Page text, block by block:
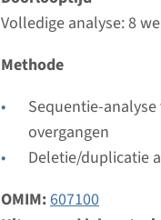
Volledige analyse: 8
Methode
Sequentie-
overgangen
Deletie/duplicatie
OMIM:607100
Radboudumc
NPHP1 - Senior-
Doorlooptijd
Volledige analyse:
Uitvoerend
Radboudumc